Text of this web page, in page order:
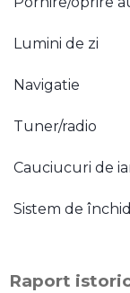
Lumini de zi
Navigatie
Tuner/radio
Cauciucuri de
Sistem de
Raport